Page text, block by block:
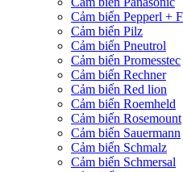
Cảm biến Pepperl +
Cảm biến Pilz
Cảm biến Pneutrol
Cảm biến Promesstec
Cảm biến Rechner
Cảm biến Red lion
Cảm biến Roemheld
Cảm biến Rosemount
Cảm biến Sauermann
Cảm biến Schmalz
Cảm biến Schmersal